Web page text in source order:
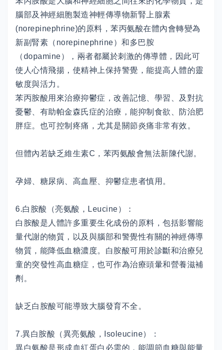
腦部及神經細胞製造神輕傳導物新腎上腺素
(norepinephrine)的原料，苯丙氨酸在體內會轉變為
新副腎素（norepinephrine）和多巴胺
（dopamine），兩者都屬於刺激的傳導體，因此可
使人心情飛揚，使精神上保持警覺，能提高人體的靈
敏度與活力。
苯丙胺酸用來治療抑鬱症，改善記憶、學習、及對抗
憂鬱、有助帕金森氏症的治療，能抑制食欲、防治肥
胖症。也可控制疼痛，尤其是關節炎痛非常有效。
但體內若缺乏維生素C，苯丙氨酸會無法新陳代謝。
孕婦、糖尿病、高血壓、抑鬱症患者慎用。
6.白胺酸（亮氨酸，Leucine）：
白胺酸是人體許多重要生化成份的原料，包括影響能
量代謝的物質，以及與腦部和警覺性有關的神經傳導
物質，能降低血糖濃度。白胺酸可用於診斷和治療兒
童的突發性高血糖症，也可作為治療頭暈和營養滋補
劑。
缺乏白胺酸可能導致大腦發育不全。
7.異白胺酸（異亮氨酸，Isoleucine）：
異白氨酸是形成血紅蛋白必需的，能調節血糖與能量